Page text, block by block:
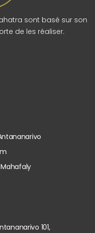
sont basé sur son
de les réaliser.
101,